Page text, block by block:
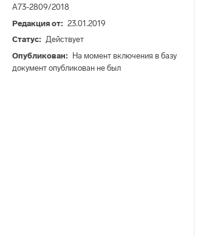
А73-2809/2018
Редакция от
23.01.2019
Статус
Действует
Опубликован
На момент включения в базу
документ опубликован не был